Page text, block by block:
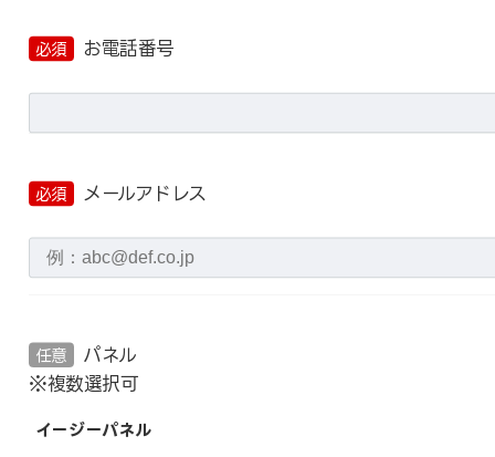
必須 お電話番号
必須 メールアドレス
任意 パネル
※複数選択可
イージーパネル